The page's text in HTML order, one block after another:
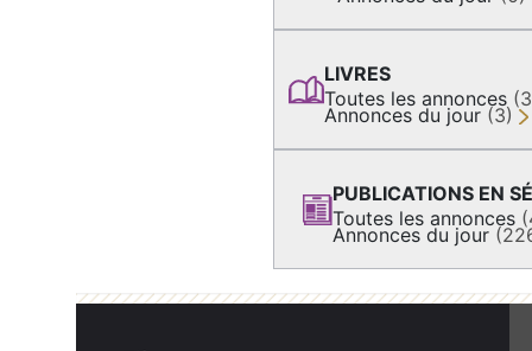
LIVRES
Toutes les annonces
Annonces du jour (3)
PUBLICATIONS EN
Toutes les annonces
Annonces du jour